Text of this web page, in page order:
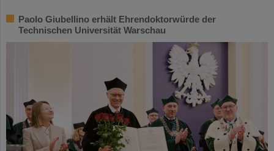
Paolo Giubellino erhält Ehrendoktorwürde der
Technischen Universität Warschau